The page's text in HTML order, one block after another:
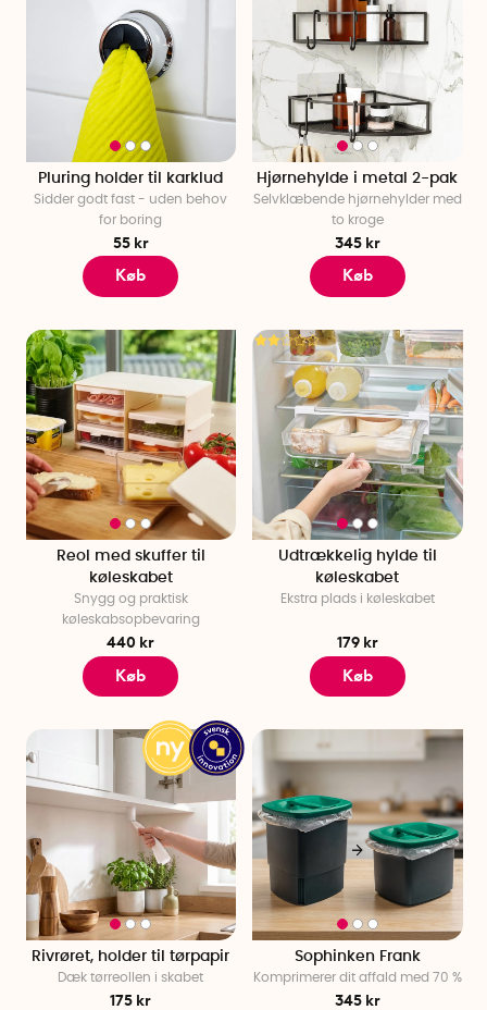
Pluring holder til karklud
Sidder godt fast - uden behov
for boring
55 kr
Køb
Hjørnehylde i metal 2-pak
Selvklæbende hjørnehylder med
to kroge
345 kr
Køb
Reol med skuffer til
køleskabet
Snygg og praktisk
køleskabsopbevaring
440 kr
Køb
Udtrækkelig hylde til
køleskabet
Ekstra plads i køleskabet
179 kr
Køb
Rivrøret, holder til tørpapir
Dæk tørreollen i skabet
175 kr
Sophinken Frank
Komprimerer dit affald med 70 %
345 kr